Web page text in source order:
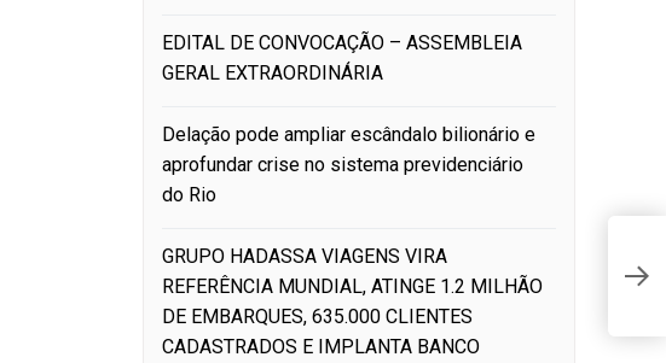
EDITAL DE CONVOCAÇÃO – ASSEMBLEIA
GERAL EXTRAORDINÁRIA
Delação pode ampliar escândalo bilionário e
aprofundar crise no sistema previdenciário
do Rio
GRUPO HADASSA VIAGENS VIRA
REFERÊNCIA MUNDIAL, ATINGE 1.2 MILHÃO
DE EMBARQUES, 635.000 CLIENTES
CADASTRADOS E IMPLANTA BANCO